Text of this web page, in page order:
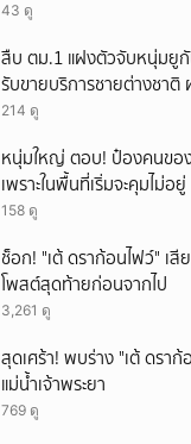
43 ดู
สืบ ตม.1 แฝงตัวจับหนุ่มยู
รับขายบริการชายต่างชา
เกินกำหนดอนุญาต
214 ดู
หนุ่มใหญ่ ตอบ! ป๋องคนขอ
เพราะในพื้นที่เริ่มจะคุมไม่อยู่
158 ดู
ช็อก! "เต้ ดราก้อนไฟว์" เสี
โพสต์สุดท้ายก่อนจากไป
3,261 ดู
สุดเศร้า! พบร่าง "เต้ ดราก้
แม่น้ำเจ้าพระยา
769 ดู